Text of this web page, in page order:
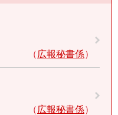
広報秘書係
広報秘書係